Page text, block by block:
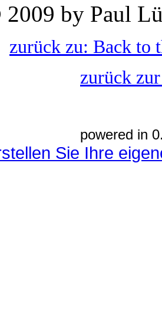
by Paul
zurück zu: Back to
zurück
powered in
Sie Ihre